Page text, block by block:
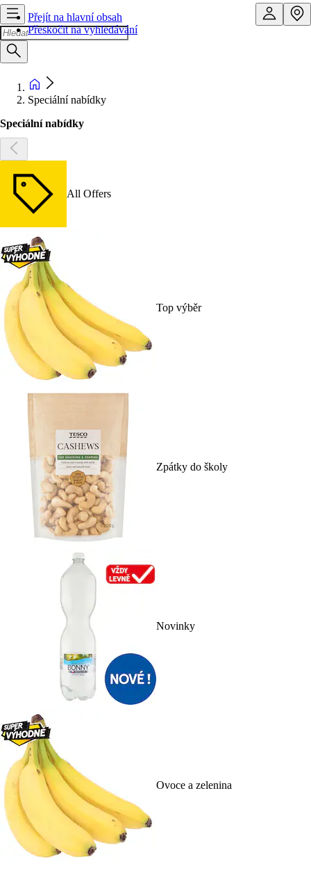
Přejít na hlavní obsah
Přeskočit na vyhledávání
Speciální nabídky
Speciální nabídky
All Offers
Top výběr
Zpátky do školy
Novinky
Ovoce a zelenina